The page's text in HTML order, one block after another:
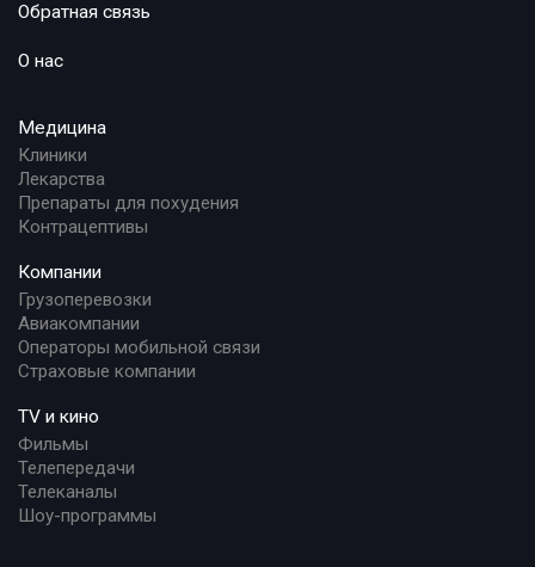
Обратная связь
О нас
Медицина
Клиники
Лекарства
Препараты для похудения
Контрацептивы
Компании
Грузоперевозки
Авиакомпании
Операторы мобильной связи
Страховые компании
TV и кино
Фильмы
Телепередачи
Телеканалы
Шоу-программы